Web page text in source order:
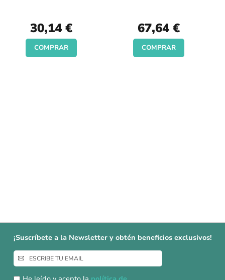
30,14 €
COMPRAR
67,64 €
COMPRAR
¡Suscríbete a la Newsletter y obtén beneficios exclusivos!
Inscríbase
a
nuestro